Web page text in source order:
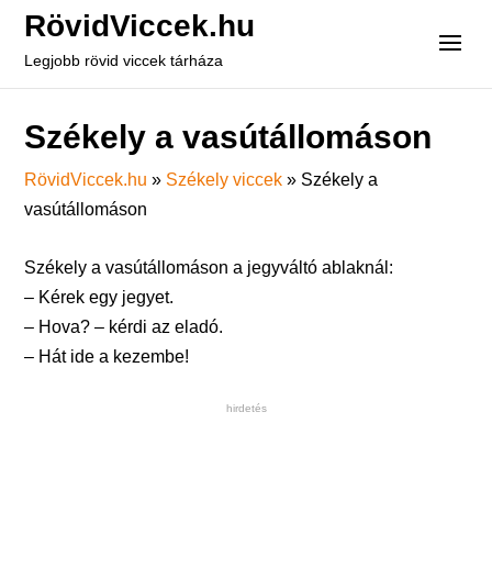
RövidViccek.hu
Legjobb rövid viccek tárháza
Székely a vasútállomáson
RövidViccek.hu » Székely viccek » Székely a
vasútállomáson
Székely a vasútállomáson a jegyváltó ablaknál:
– Kérek egy jegyet.
– Hova? – kérdi az eladó.
– Hát ide a kezembe!
hirdetés